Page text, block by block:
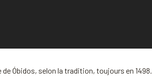
Óbidos, selon la tradition, toujours en 1498.